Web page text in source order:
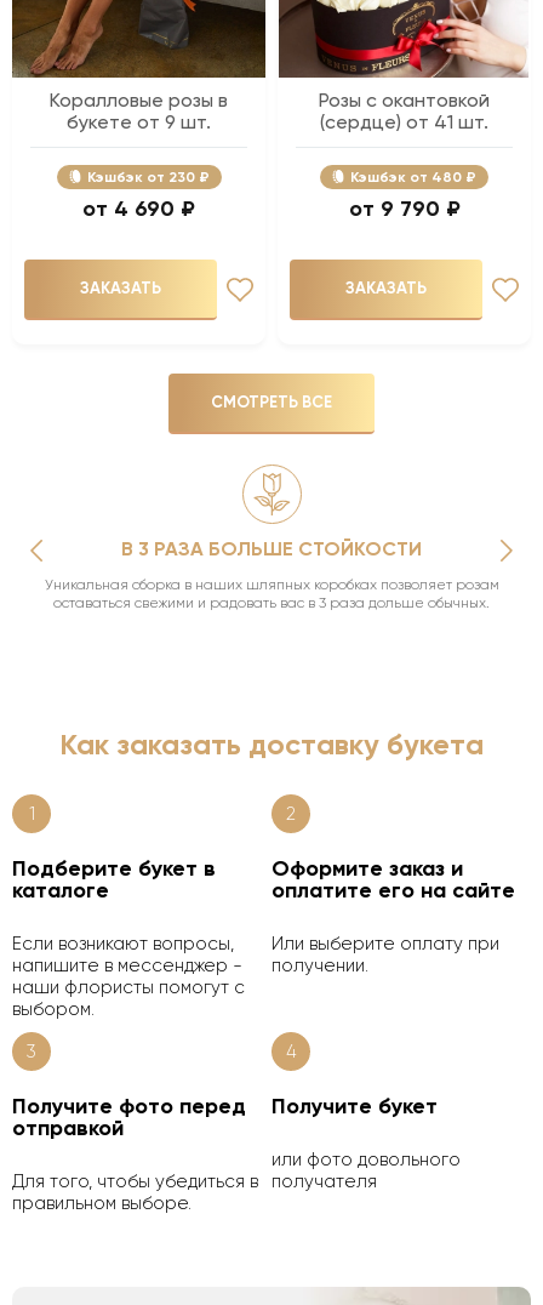
Коралловые розы в
букете от 9 шт.
Кэшбэк 230 ₽
4 690 ₽
ЗАКАЗАТЬ
Розы с окантовкой
(сердце) от 41 шт.
Кэшбэк 480 ₽
9 790 ₽
ЗАКАЗАТЬ
СМОТРЕТЬ ВСЕ
В 3 РАЗА БОЛЬШЕ СТОЙКОСТИ
Уникальная сборка в наших шляпных коробках позволяет розам
оставаться свежими и радовать вас в 3 раза дольше обычных.
Как заказать доставку букета
1
Подберите букет в
каталоге
Если возникают вопросы,
напишите в мессенджер -
наши флористы помогут с
выбором.
2
Оформите заказ и
оплатите его на сайте
Или выберите оплату при
получении.
3
Получите фото перед
отправкой
Для того, чтобы убедиться в
правильном выборе.
4
Получите букет
или фото довольного
получателя